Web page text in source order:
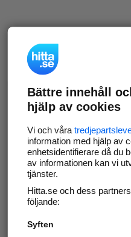
Bättre innehåll
hjälp av cookies
Vi och våra
information med hjälp av
enhetsidentifierare då du
av informationen kan vi
tjänster.
Hitta.se och dess
följande:
Syften